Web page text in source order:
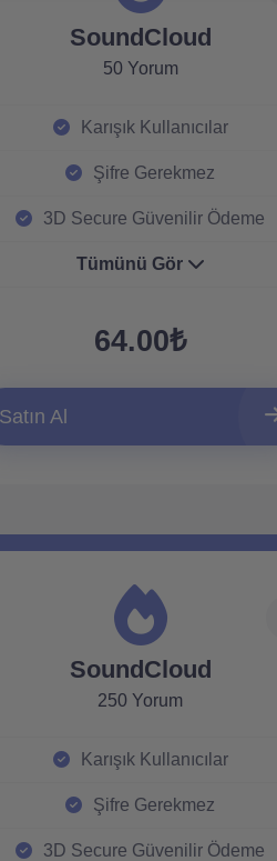
SoundCloud
50 Yorum
Karışık Kullanıcılar
Şifre Gerekmez
3D Secure Güvenilir Ödeme
Tümünü Gör
64.00₺
Satın Al
SoundCloud
250 Yorum
Karışık Kullanıcılar
Şifre Gerekmez
3D Secure Güvenilir Ödeme